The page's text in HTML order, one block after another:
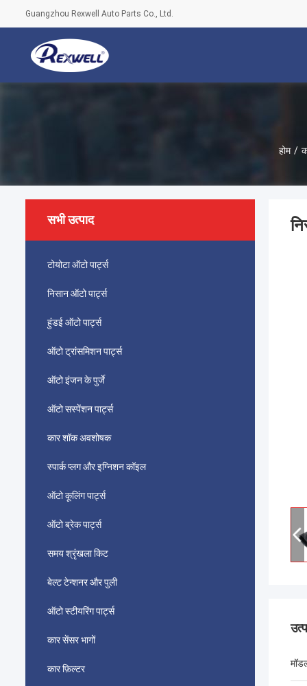
Guangzhou Rexwell Auto Parts Co., Ltd.
होम /
सभी उत्पाद
टोयोटा ऑटो पार्ट्स
निसान ऑटो पार्ट्स
हुंडई ऑटो पार्ट्स
ऑटो ट्रांसमिशन पार्ट्स
ऑटो इंजन के पुर्जे
ऑटो सस्पेंशन पार्ट्स
कार शॉक अवशोषक
स्पार्क प्लग और इग्निशन कॉइल
ऑटो कूलिंग पार्ट्स
ऑटो ब्रेक पार्ट्स
समय श्रृंखला किट
बेल्ट टेन्शनर और पुली
ऑटो स्टीयरिंग पार्ट्स
कार सेंसर भागों
कार फ़िल्टर